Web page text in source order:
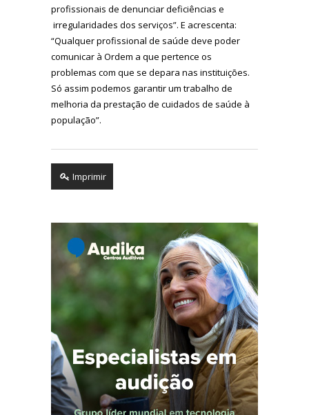
profissionais de denunciar deficiências e
irregularidades dos serviços”. E acrescenta:
“Qualquer profissional de saúde deve poder
comunicar à Ordem a que pertence os
problemas com que se depara nas instituições.
Só assim podemos garantir um trabalho de
melhoria da prestação de cuidados de saúde à
população”.
Imprimir